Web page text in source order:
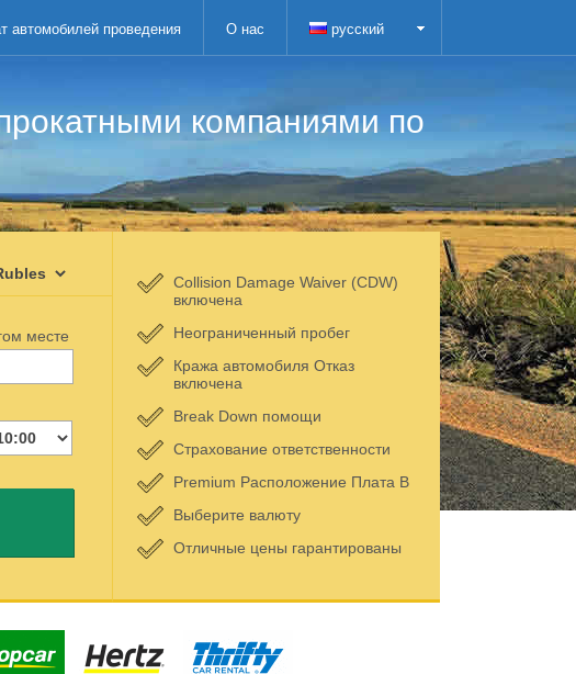
автомобилей проведения О нас русский
компаниями по
месте
Collision Damage Waiver (CDW)
включена
Неограниченный пробег
Кража автомобиля Отказ
включена
Break Down помощи
Страхование ответственности
Premium Расположение Плата В
Выберите валюту
Отличные цены гарантированы